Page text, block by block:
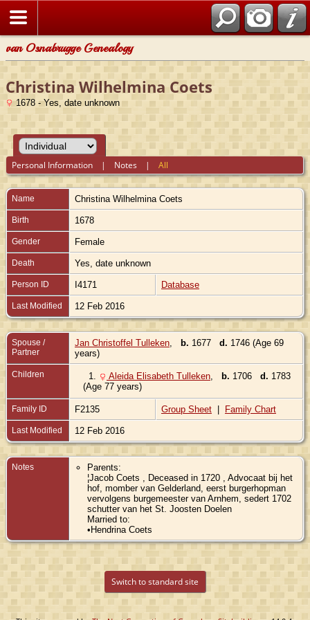
van Osnabrugge Genealogy
Christina Wilhelmina Coets
1678 - Yes, date unknown
Personal Information | Notes |All
Name Christina Wilhelmina Coets
Birth 1678
Gender Female
Death Yes, date unknown
Person ID I4171 Database
Last Modified 12 Feb 2016
Spouse /
Partner
Jan Christoffel Tulleken b. 1677 d. 1746 (Age 69
years)
Children 1. Aleida Elisabeth Tulleken b. 1706 d. 1783
(Age 77 years)
Family ID F2135 Group Sheet | Family Chart
Last Modified 12 Feb 2016
Notes
Parents:
¦Jacob Coets , Deceased in 1720 , Advocaat bij het
hof, momber van Gelderland, eerst burgerhopman
vervolgens burgemeester van Arnhem, sedert 1702
schutter van het St. Joosten Doelen
Married to:
•Hendrina Coets
Switch to standard site